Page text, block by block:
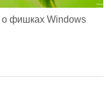
о фишках Windows